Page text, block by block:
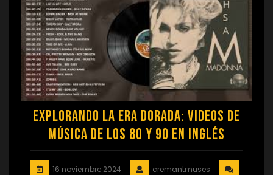
Explorando la Era Dorada: Videos de
Música de los 80 y 90 en Inglés
16 noviembre 2024
cremantmuses